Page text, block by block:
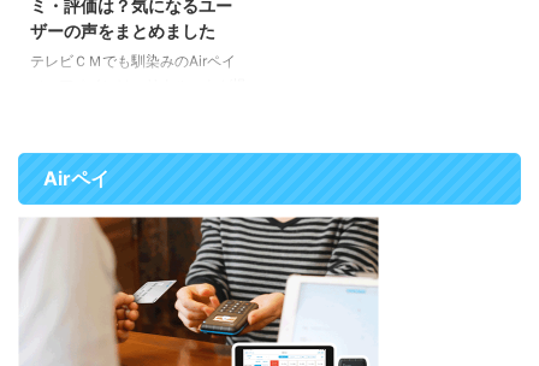
な端末です。 Airペイカードリー
ダー Airペイカードリーダーは、
縦103mm 横71mm 厚さ18mm 重
ミ・評価は？気になるユー
ザーの声をまとめました
テレビＣＭでも馴染みのAirペイ
用カードリーダー1台で、クレジ
ットカード、電子マネー、QRコ
ード決済など、全60種類以上の
決済方法に対応できます。 この
ページでは、Airペイを実際に導
入して実際に使っている人の口コ
ミをまとめました。これからAir
ペイの導入を考えている方は参考
にして下さい。 審査に関する口
Airペイ